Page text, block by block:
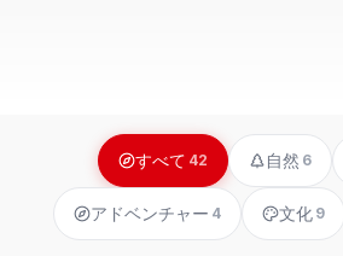
すべて 42 自然 6
アドベンチャー 4 文化 9